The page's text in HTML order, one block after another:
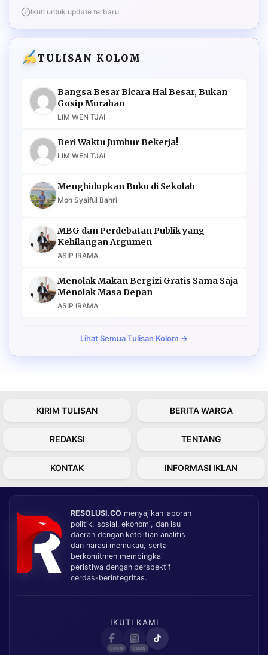
Ikuti untuk update terbaru
TULISAN KOLOM
Bangsa Besar Bicara Hal Besar, Bukan
Gosip Murahan
LIM WEN TJAI
Beri Waktu Jumhur Bekerja!
LIM WEN TJAI
Menghidupkan Buku di Sekolah
Moh Syaiful Bahri
MBG dan Perdebatan Publik yang
Kehilangan Argumen
ASIP IRAMA
Menolak Makan Bergizi Gratis Sama Saja
Menolak Masa Depan
ASIP IRAMA
Lihat Semua Tulisan Kolom →
KIRIM TULISAN BERITA WARGA
REDAKSI TENTANG
KONTAK INFORMASI IKLAN
RESOLUSI.CO menyajikan laporan
politik, sosial, ekonomi, dan isu
daerah dengan ketelitian analitis
dan narasi memukau, serta
berkomitmen membingkai
peristiwa dengan perspektif
cerdas-berintegritas.
IKUTI KAMI